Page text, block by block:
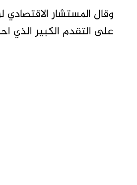
وقال المستشار
على التقدم الكبير الذي